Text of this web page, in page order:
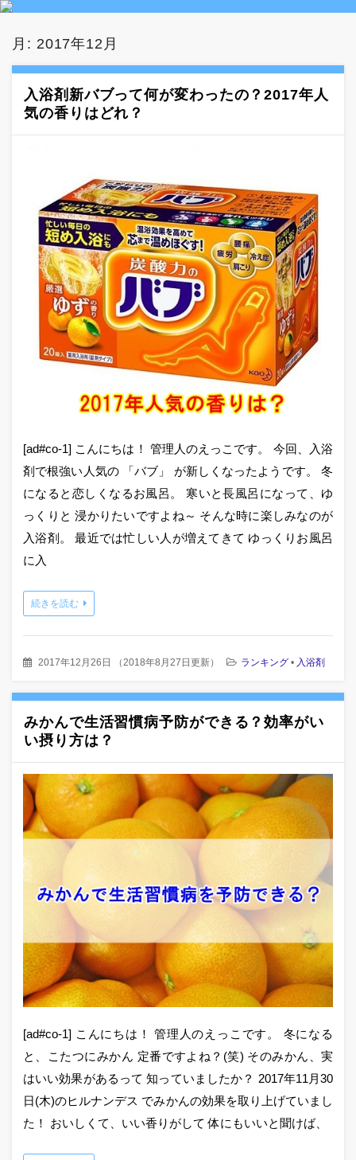
月: 2017年12月
入浴剤新バブって何が変わったの？2017年人
気の香りはどれ？
[ad#co-1] こんにちは！ 管理人のえっこです。 今回、入浴
剤で根強い人気の 「バブ」 が新しくなったようです。 冬
になると恋しくなるお風呂。 寒いと長風呂になって、ゆ
っくりと 浸かりたいですよね～ そんな時に楽しみなのが
入浴剤。 最近では忙しい人が増えてきて ゆっくりお風呂
に入
続きを読む
2017年12月26日 （2018年8月27日更新） ランキング • 入浴剤
みかんで生活習慣病予防ができる？効率がい
い摂り方は？
[ad#co-1] こんにちは！ 管理人のえっこです。 冬になる
と、こたつにみかん 定番ですよね？(笑) そのみかん、実
はいい効果があるって 知っていましたか？ 2017年11月30
日(木)のヒルナンデス でみかんの効果を取り上げていまし
た！ おいしくて、いい香りがして 体にもいいと聞けば、